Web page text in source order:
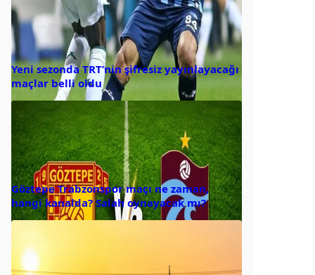
Yeni sezonda TRT’nin şifresiz yayınlayacağı
maçlar belli oldu
Göztepe Trabzonspor maçı ne zaman,
hangi kanalda? Salah oynayacak mı?